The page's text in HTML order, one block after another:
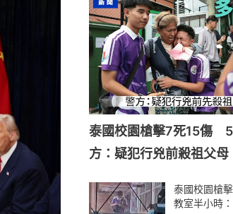
泰國校園槍擊7死15傷
方：疑犯行兇前殺祖父母
泰國校園槍
教室半小時